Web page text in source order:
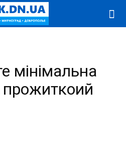
мінімальна
прожиткоий